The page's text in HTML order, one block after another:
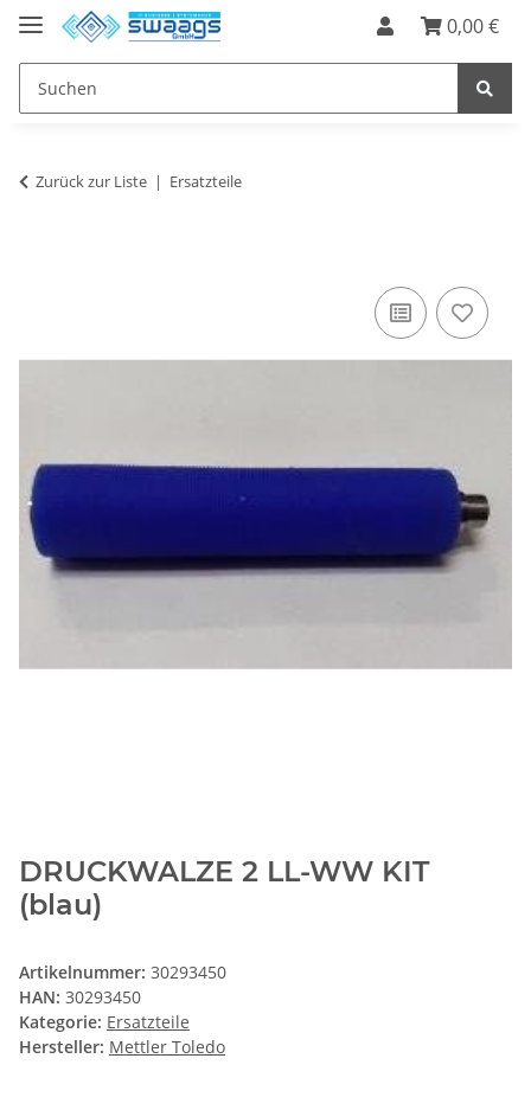
0,00 €
Zurück zur Liste Ersatzteile
DRUCKWALZE 2 LL-WW KIT
(blau)
Artikelnummer: 30293450
HAN: 30293450
Kategorie: Ersatzteile
Hersteller: Mettler Toledo